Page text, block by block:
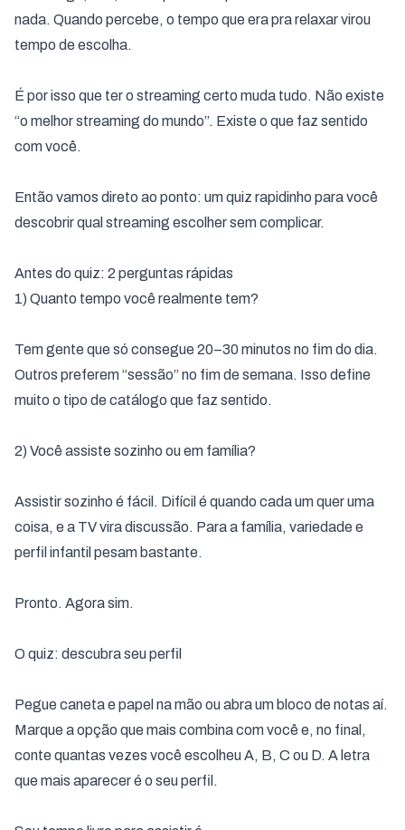
nada. Quando percebe, o tempo que era pra relaxar virou
tempo de escolha.
É por isso que ter o streaming certo muda tudo. Não existe
“o melhor streaming do mundo”. Existe o que faz sentido
com você.
Então vamos direto ao ponto: um quiz rapidinho para você
descobrir qual streaming escolher sem complicar.
Antes do quiz: 2 perguntas rápidas
1) Quanto tempo você realmente tem?
Tem gente que só consegue 20–30 minutos no fim do dia.
Outros preferem “sessão” no fim de semana. Isso define
muito o tipo de catálogo que faz sentido.
2) Você assiste sozinho ou em família?
Assistir sozinho é fácil. Difícil é quando cada um quer uma
coisa, e a TV vira discussão. Para a família, variedade e
perfil infantil pesam bastante.
Pronto. Agora sim.
O quiz: descubra seu perfil
Pegue caneta e papel na mão ou abra um bloco de notas aí.
Marque a opção que mais combina com você e, no final,
conte quantas vezes você escolheu A, B, C ou D. A letra
que mais aparecer é o seu perfil.